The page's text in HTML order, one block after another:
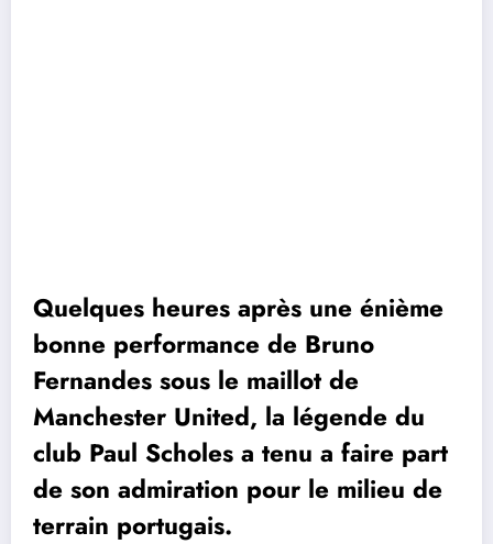
Quelques heures après une énième
bonne performance de Bruno
Fernandes sous le maillot de
Manchester United, la légende du
club Paul Scholes a tenu a faire part
de son admiration pour le milieu de
terrain portugais.